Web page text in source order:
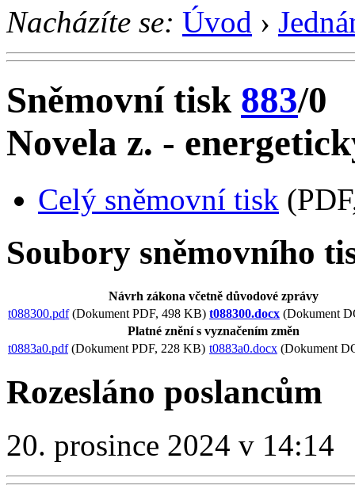
Nacházíte se: Úvod ›
Sněmovní tisk 883/0
Novela z. -
Celý sněmovní tisk
Soubory sněmovního
Návrh zákona včetně důvodové zprávy
t088300.pdf(Dokument PDF, 498 KB) t088300.docx (Dokument
Platné znění s vyznačením změn
t0883a0.pdf(Dokument PDF, 228 KB) t0883a0.docx (Dokument
Rozesláno poslancům
20. prosince 2024 v 14:14